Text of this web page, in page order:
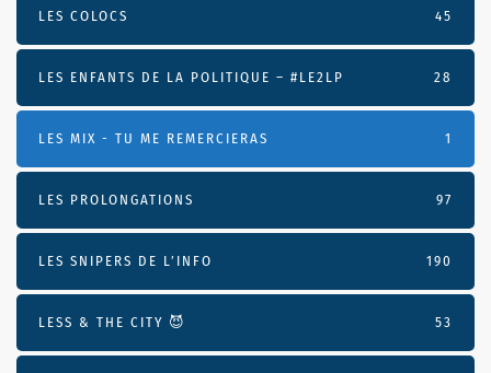
LES COLOCS 45
LES ENFANTS DE LA POLITIQUE – #LE2LP 28
LES MIX - TU ME REMERCIERAS 1
LES PROLONGATIONS 97
LES SNIPERS DE L’INFO 190
LESS & THE CITY 😈 53